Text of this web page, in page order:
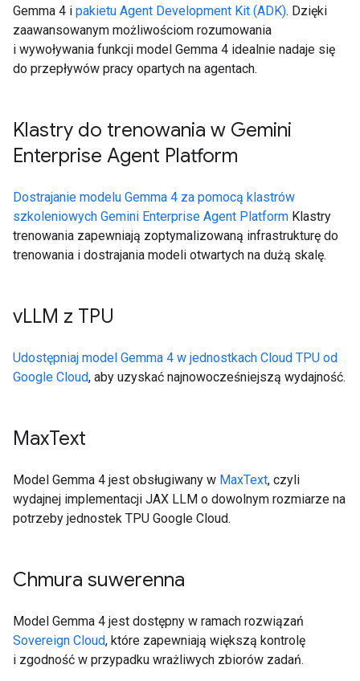
Gemma 4 i pakietu Agent Development Kit (ADK). Dzięki
zaawansowanym możliwościom rozumowania
i wywoływania funkcji model Gemma 4 idealnie nadaje się
do przepływów pracy opartych na agentach.
Klastry do trenowania w Gemini
Enterprise Agent Platform
Dostrajanie modelu Gemma 4 za pomocą klastrów
szkoleniowych Gemini Enterprise Agent Platform Klastry
trenowania zapewniają zoptymalizowaną infrastrukturę do
trenowania i dostrajania modeli otwartych na dużą skalę.
vLLM z TPU
Udostępniaj model Gemma 4 w jednostkach Cloud TPU od
Google Cloud, aby uzyskać najnowocześniejszą wydajność.
MaxText
Model Gemma 4 jest obsługiwany w MaxText, czyli
wydajnej implementacji JAX LLM o dowolnym rozmiarze na
potrzeby jednostek TPU Google Cloud.
Chmura suwerenna
Model Gemma 4 jest dostępny w ramach rozwiązań
Sovereign Cloud, które zapewniają większą kontrolę
i zgodność w przypadku wrażliwych zbiorów zadań.